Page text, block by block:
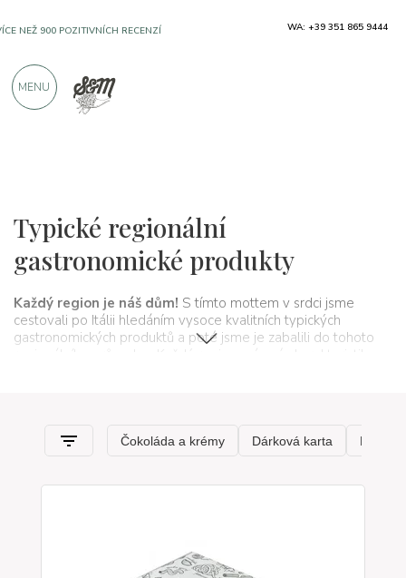
Typické regionální
gastronomické produkty
Každý region je náš dům! S tímto mottem v srdci jsme
cestovali po Itálii hledáním vysoce kvalitních typických
gastronomických produktů a poté jsme je zabalili do tohoto
regionálního průvodce. Každý region má své charakteristiky a
toskánské, benátské, tridentské, až po údolí Aosta.
DOPRAVA NAD €990,00
PRODUKTY OD VYNIKAJÍCÍCH VÝROBCŮ
WA: +39 351 865 9444
MENU